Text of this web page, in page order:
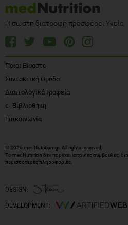
Η σωστή διατροφή προσφέρει Υγεία
Ποιοι Είμαστε
Συντακτική Ομάδα
Διαιτολογικά Γραφεία
e- Βιβλιοθήκη
Επικοινωνία
© 2026 medNutrition.gr. All rights reserved.
Το medNutrition δεν παρέχει ιατρικές συμβουλές,
περισσότερες πληροφορίες
DESIGN:
DEVELOPMENT: